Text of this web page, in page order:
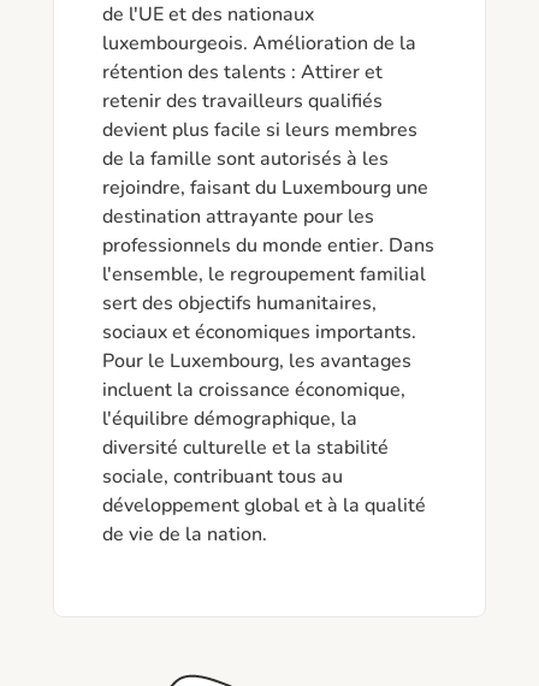
de l'UE et des nationaux
luxembourgeois. Amélioration de la
rétention des talents : Attirer et
retenir des travailleurs qualifiés
devient plus facile si leurs membres
de la famille sont autorisés à les
rejoindre, faisant du Luxembourg une
destination attrayante pour les
professionnels du monde entier. Dans
l'ensemble, le regroupement familial
sert des objectifs humanitaires,
sociaux et économiques importants.
Pour le Luxembourg, les avantages
incluent la croissance économique,
l'équilibre démographique, la
diversité culturelle et la stabilité
sociale, contribuant tous au
développement global et à la qualité
de vie de la nation.